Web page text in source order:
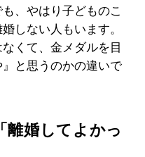
、やはり子どものこ
しない人もいます。
くて、金メダルを目
と思うのかの違いで
離婚してよかっ